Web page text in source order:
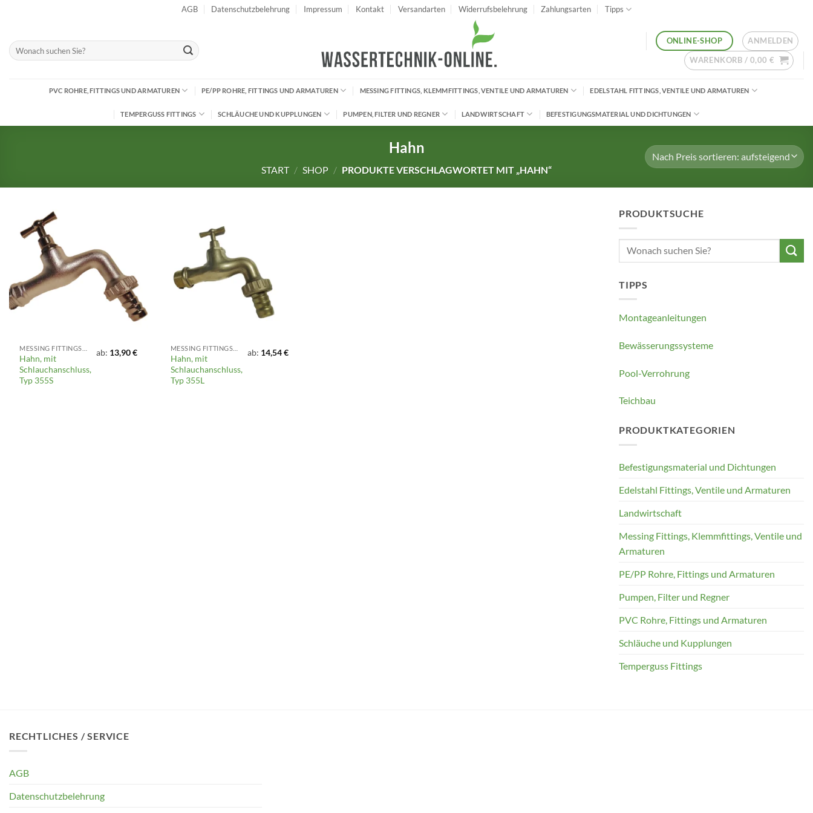
AGB Datenschutzbelehrung Impressum Kontakt Versandarten Widerrufsbelehrung Zahlungsarten Tipps
Suchen
nach:
ONLINE-SHOP ANMELDEN
WARENKORB / 0,00 €
PVC ROHRE, FITTINGS UND ARMATUREN PE/PP ROHRE, FITTINGS UND ARMATUREN MESSING FITTINGS, KLEMMFITTINGS, VENTILE UND ARMATUREN EDELSTAHL FITTINGS, VENTILE UND ARMATUREN
TEMPERGUSS FITTINGS SCHLÄUCHE UND KUPPLUNGEN PUMPEN, FILTER UND REGNER LANDWIRTSCHAFT BEFESTIGUNGSMATERIAL UND DICHTUNGEN
Hahn
START / SHOP / PRODUKTE VERSCHLAGWORTET MIT „HAHN“
Hahn, mit
Schlauchanschluss,
Typ 355S
ab: 13,90€
Hahn, mit
Schlauchanschluss,
Typ 355L
ab: 14,54€
PRODUKTSUCHE
Suchen
TIPPS
Montageanleitungen
Bewässerungssysteme
Pool-Verrohrung
Teichbau
PRODUKTKATEGORIEN
Befestigungsmaterial und Dichtungen
Edelstahl Fittings, Ventile und Armaturen
Landwirtschaft
Messing Fittings, Klemmfittings, Ventile und
Armaturen
PE/PP Rohre, Fittings und Armaturen
Pumpen, Filter und Regner
PVC Rohre, Fittings und Armaturen
Schläuche und Kupplungen
Temperguss Fittings
RECHTLICHES / SERVICE
AGB
Datenschutzbelehrung